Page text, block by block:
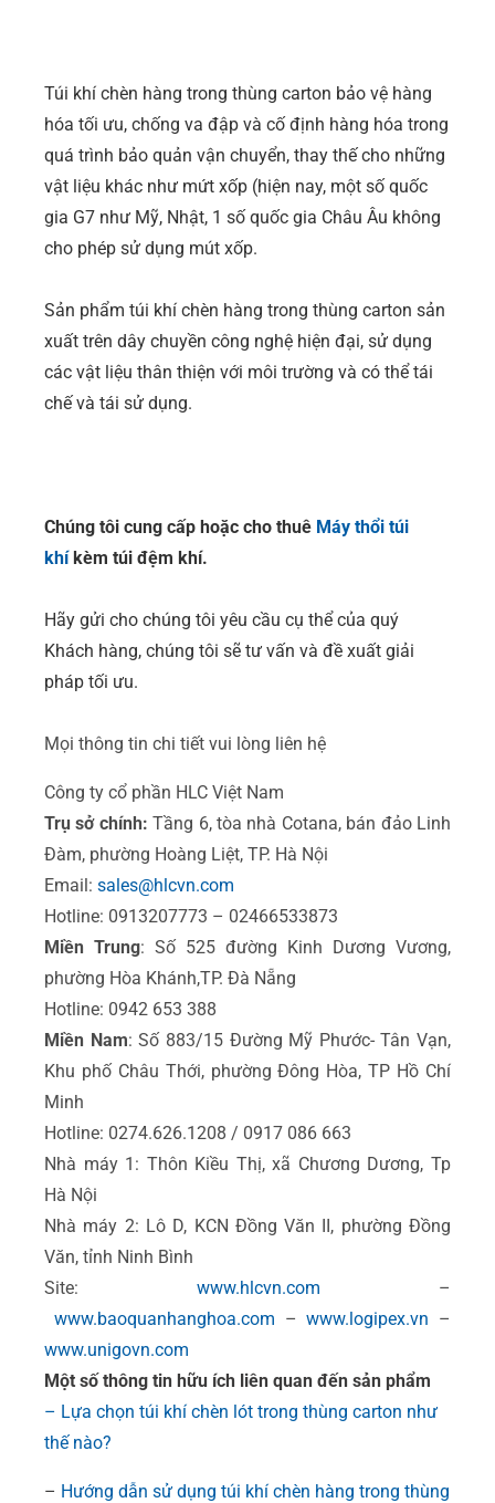
Túi khí chèn hàng trong thùng carton bảo vệ hàng
hóa tối ưu, chống va đập và cố định hàng hóa trong
quá trình bảo quản vận chuyển, thay thế cho những
vật liệu khác như mứt xốp (hiện nay, một số quốc
gia G7 như Mỹ, Nhật, 1 số quốc gia Châu Âu không
cho phép sử dụng mút xốp.
Sản phẩm túi khí chèn hàng trong thùng carton sản
xuất trên dây chuyền công nghệ hiện đại, sử dụng
các vật liệu thân thiện với môi trường và có thể tái
chế và tái sử dụng.
Chúng tôi cung cấp hoặc cho thuê Máy thổi túi
khíkèm túi đệm khí.
Hãy gửi cho chúng tôi yêu cầu cụ thể của quý
Khách hàng, chúng tôi sẽ tư vấn và đề xuất giải
pháp tối ưu.
Mọi thông tin chi tiết vui lòng liên hệ
Công ty cổ phần HLC Việt Nam
Trụ sở chính: Tầng 6, tòa nhà Cotana, bán đảo Linh
Đàm, phường Hoàng Liệt, TP. Hà Nội
Email: sales@hlcvn.com
Hotline: 0913207773 – 02466533873
Miền Trung: Số 525 đường Kinh Dương Vương,
phường Hòa Khánh,TP. Đà Nẵng
Hotline: 0942 653 388
Miền Nam: Số 883/15 Đường Mỹ Phước- Tân Vạn,
Khu phố Châu Thới, phường Đông Hòa, TP Hồ Chí
Minh
Hotline: 0274.626.1208 / 0917 086 663
Nhà máy 1: Thôn Kiều Thị, xã Chương Dương, Tp
Hà Nội
Nhà máy 2: Lô D, KCN Đồng Văn II, phường Đồng
Văn, tỉnh Ninh Bình
Site: www.hlcvn.com –
www.baoquanhanghoa.com –www.logipex.vn –
www.unigovn.com
Một số thông tin hữu ích liên quan đến sản phẩm
– Lựa chọn túi khí chèn lót trong thùng carton như
thế nào?
– Hướng dẫn sử dụng túi khí chèn hàng trong thùng